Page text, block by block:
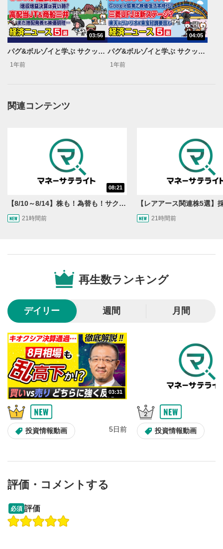
1
動画再生エリア
動画再生エリアをクリックすると、動画を再生または
一時停止します。
YouTubeサイトに移動します。
クリックするとYouTubeの「後で見る」の再生リスト
に追加されます。
スマートフォンで視聴の場合は動画再生エリア右上のメニュ
ー内にあります。
SNSやメールなどで動画を共有・シェアすることがで
きます。
スマートフォンで視聴の場合は動画再生エリア右上のメニュ
するとその位置から動画が再生されます。
動画が再生または一時停止します。
スライダーを上下すると音量が調整できます。
スマートフォンで視聴の場合は端末の音量調節ボタンを利用
してください。
8
字幕設定
クリックすると字幕を付けることができます。
字幕は自動生成です。
スマートフォンで視聴の場合は画面右下の設定(歯車マーク)
より選択できます。
9
再生速度/画質の設定
10
YouTubeリンク
クリックするとYouTubeサイトに移動します。
11
全画面表示
03:56
パグ&ボルゾイと学ぶ サクッとマーケット解説#63
1年前
04:05
パグ&ボルゾイと学ぶ サクッとマーケット解説#65
1年前
関連コンテンツ
08:21
【8/10～8/14】株も！為替も！サクッと！来週のマーケット見通し＜Next View＞
21時間前 21時間前
再生数ランキング
デイリー 週間 月間
03:31
投資情報動画 5日前 投資情報動画
操作説明動画
評価・コメントする
必須 評価